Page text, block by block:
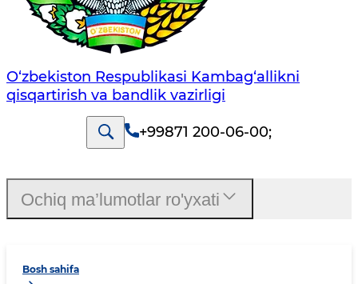
O‘zbekiston Respublikasi Kambag‘allikni
qisqartirish va bandlik vazirligi
+99871 200-06-00;
Bosh sahifa
Ochiq ma’lumotlar ro'yxati